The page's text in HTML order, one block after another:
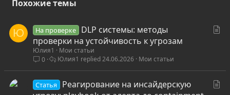
Похожие темы
Ю
ь
На проверке
DLP системы: методы
проверки на устойчивость к угрозам
Юлия1
Мои статьи
0
Мои статьи
24.06.2026
Юлия1
Статья
Реагирование на инсайдерскую